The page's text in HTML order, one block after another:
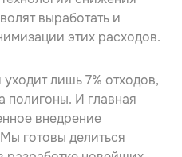
выработать и
этих расходов.
лишь 7% отходов,
полигоны. И главная
внедрение
готовы делиться